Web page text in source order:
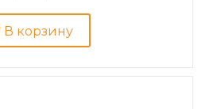
В корзину